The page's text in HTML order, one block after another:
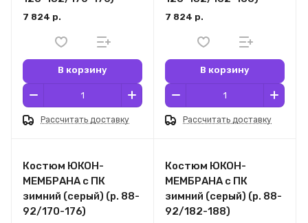
7 824 р.
В корзину
Рассчитать доставку
7 824 р.
В корзину
Рассчитать доставку
Костюм ЮКОН-
МЕМБРАНА с ПК
зимний (серый) (р. 88-
92/170-176)
Костюм ЮКОН-
МЕМБРАНА с ПК
зимний (серый) (р. 88-
92/182-188)